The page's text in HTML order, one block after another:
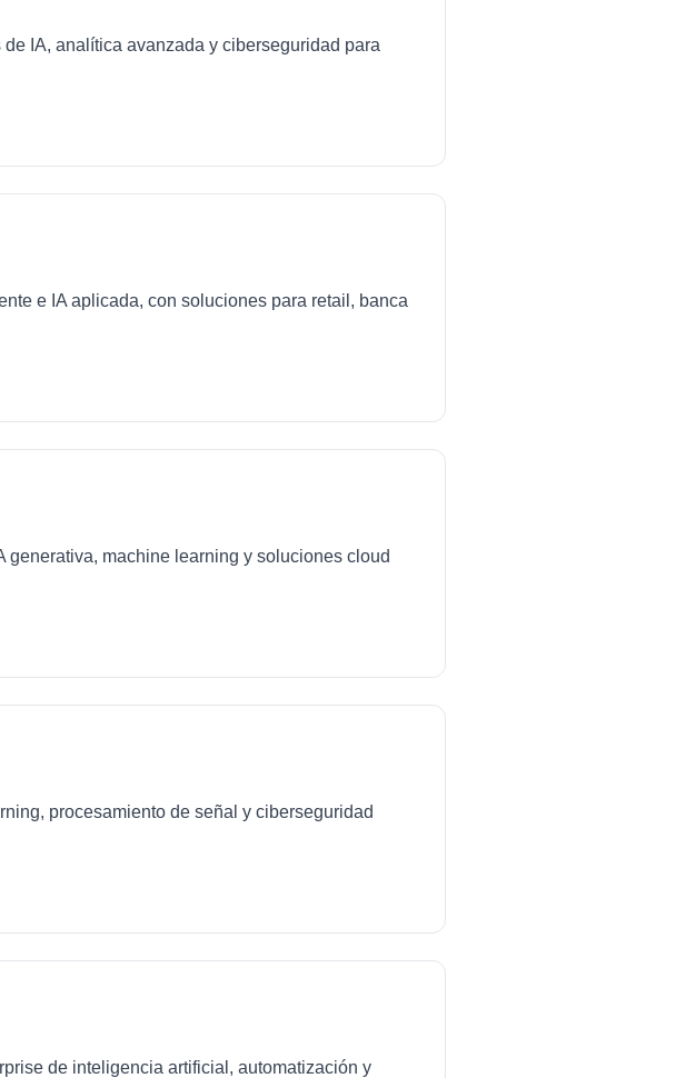
IA, analítica avanzada y ciberseguridad para
e IA aplicada, con soluciones para retail, banca
machine learning y soluciones cloud
procesamiento de señal y ciberseguridad
de inteligencia artificial, automatización y